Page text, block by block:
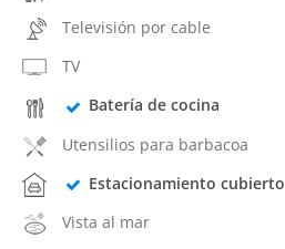
Televisión por cable
TV
Batería de cocina
Utensilios para barbacoa
Estacionamiento cubierto
Vista al mar